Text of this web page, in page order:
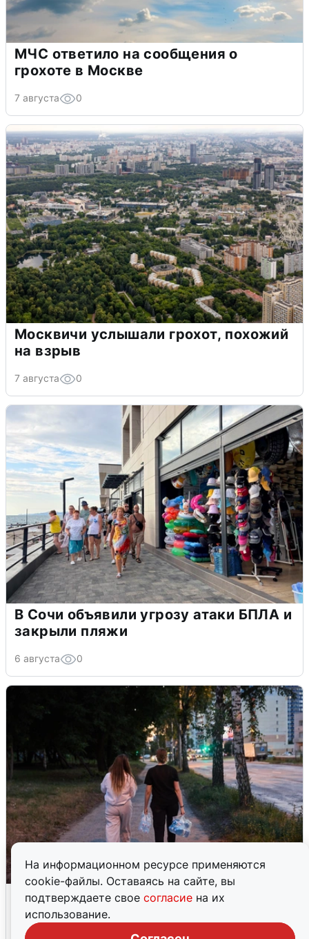
На информационном ресурсе применяются
cookie-файлы. Оставаясь на сайте, вы
подтверждаете свое согласие на их
использование.
МЧС ответило на сообщения о
грохоте в Москве
7 августа 0
Москвичи услышали грохот, похожий
на взрыв
7 августа 0
В Сочи объявили угрозу атаки БПЛА и
закрыли пляжи
6 августа 0
Опубликована карта отключений
воды в Воронеже